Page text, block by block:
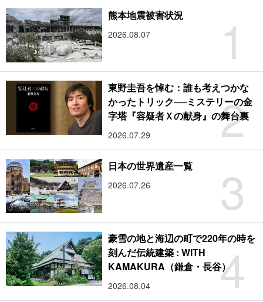
1
熊本地震被害状況
2026.08.07
2
東野圭吾を悼む：誰も考えつかな
かったトリック──ミステリーの金
字塔『容疑者Ｘの献身』の舞台裏
2026.07.29
3
日本の世界遺産一覧
2026.07.26
4
豪雪の地と海辺の町で220年の時を
刻んだ伝統建築 : WITH
KAMAKURA（鎌倉・長谷）
2026.08.04